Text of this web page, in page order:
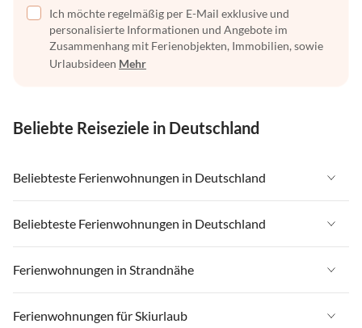
Ich möchte regelmäßig per E-Mail exklusive und
personalisierte Informationen und Angebote im
Zusammenhang mit Ferienobjekten, Immobilien, sowie
Urlaubsideen Mehr
Beliebte Reiseziele in Deutschland
Beliebteste Ferienwohnungen in Deutschland
Ferienwohnungen in Deutschland
Ferienwohnungen in Ostsee
Ferienwohnungen in Nordsee
Beliebteste Ferienwohnungen in Deutschland
Ferienwohnungen in Deutschland
Ferienwohnungen in Ostsee
Ferienwohnungen in Nordsee
Ferienwohnungen in Strandnähe
Ferienwohnungen in Strandnähe in Deutschland
Ferienwohnungen für Skiurlaub